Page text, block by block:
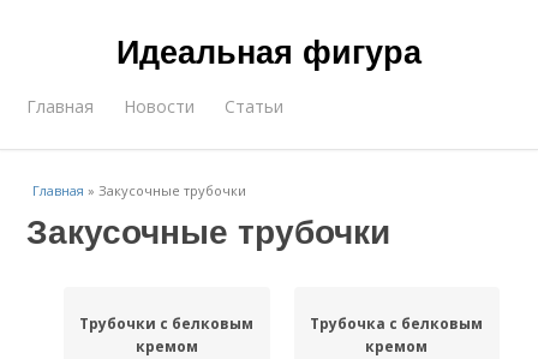
Идеальная фигура
Главная Новости Статьи
Главная »Закусочные трубочки
Закусочные трубочки
Трубочки с белковым
кремом
Трубочка с белковым
кремом